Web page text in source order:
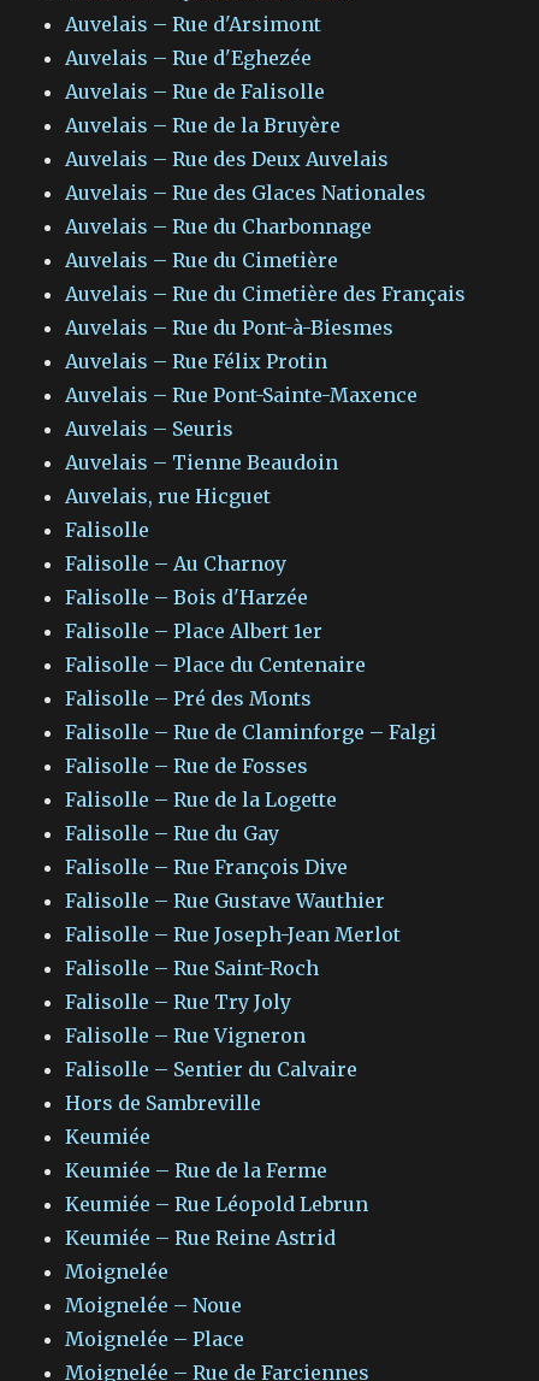
Auvelais – Rue d'Arsimont
Auvelais – Rue d'Eghezée
Auvelais – Rue de Falisolle
Auvelais – Rue de la Bruyère
Auvelais – Rue des Deux Auvelais
Auvelais – Rue des Glaces Nationales
Auvelais – Rue du Charbonnage
Auvelais – Rue du Cimetière
Auvelais – Rue du Cimetière des Français
Auvelais – Rue du Pont-à-Biesmes
Auvelais – Rue Félix Protin
Auvelais – Rue Pont-Sainte-Maxence
Auvelais – Seuris
Auvelais – Tienne Beaudoin
Auvelais, rue Hicguet
Falisolle
Falisolle – Au Charnoy
Falisolle – Bois d'Harzée
Falisolle – Place Albert 1er
Falisolle – Place du Centenaire
Falisolle – Pré des Monts
Falisolle – Rue de Claminforge – Falgi
Falisolle – Rue de Fosses
Falisolle – Rue de la Logette
Falisolle – Rue du Gay
Falisolle – Rue François Dive
Falisolle – Rue Gustave Wauthier
Falisolle – Rue Joseph-Jean Merlot
Falisolle – Rue Saint-Roch
Falisolle – Rue Try Joly
Falisolle – Rue Vigneron
Falisolle – Sentier du Calvaire
Hors de Sambreville
Keumiée
Keumiée – Rue de la Ferme
Keumiée – Rue Léopold Lebrun
Keumiée – Rue Reine Astrid
Moignelée
Moignelée – Noue
Moignelée – Place
Moignelée – Rue de Farciennes